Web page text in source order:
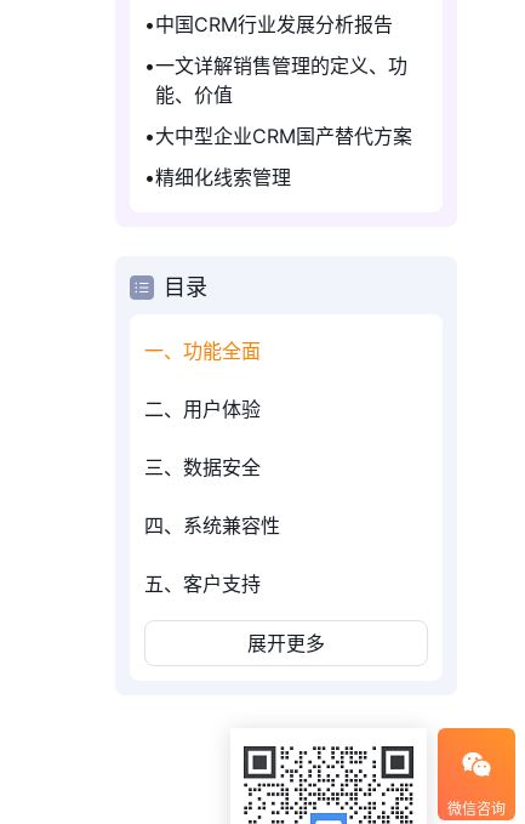
中国CRM行业发展分析报告
一文详解销售管理的定义、功
能、价值
大中型企业CRM国产替代方案
精细化线索管理
目录
一、功能全面
二、用户体验
三、数据安全
四、系统兼容性
五、客户支持
展开更多
微信咨询